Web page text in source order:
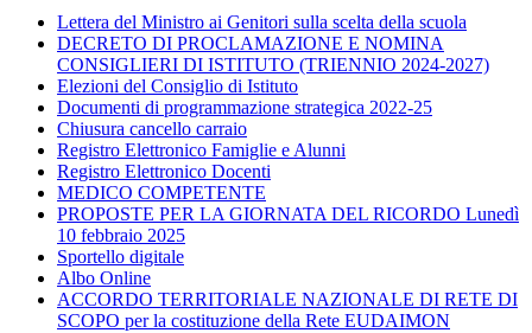
Lettera del Ministro ai Genitori sulla scelta della scuola
DECRETO DI PROCLAMAZIONE E NOMINA
CONSIGLIERI DI ISTITUTO (TRIENNIO 2024-2027)
Elezioni del Consiglio di Istituto
Documenti di programmazione strategica 2022-25
Chiusura cancello carraio
Registro Elettronico Famiglie e Alunni
Registro Elettronico Docenti
MEDICO COMPETENTE
PROPOSTE PER LA GIORNATA DEL RICORDO Lunedì
10 febbraio 2025
Sportello digitale
Albo Online
ACCORDO TERRITORIALE NAZIONALE DI RETE DI
SCOPO per la costituzione della Rete EUDAIMON